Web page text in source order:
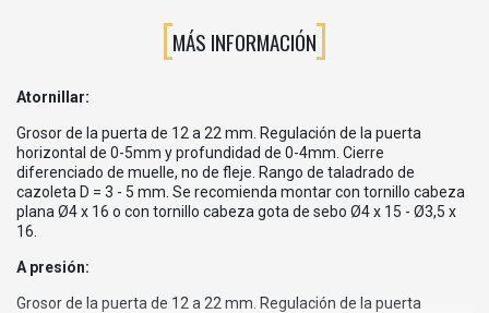
MÁS INFORMACIÓN
Atornillar:
Grosor de la puerta de 12 a 22 mm. Regulación de la puerta
horizontal de 0-5mm y profundidad de 0-4mm. Cierre
diferenciado de muelle, no de fleje. Rango de taladrado de
cazoleta D = 3 - 5 mm. Se recomienda montar con tornillo cabeza
plana Ø4 x 16 o con tornillo cabeza gota de sebo Ø4 x 15 - Ø3,5 x
16.
A presión:
Grosor de la puerta de 12 a 22 mm. Regulación de la puerta